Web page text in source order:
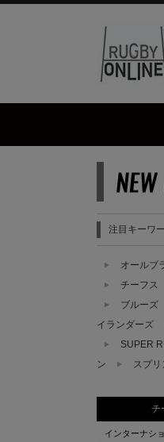
注目キーワ
オールブ
チーフス
ブルーズ
イランダーズ
SUPER
ン
スプリ
チ
インターナシ